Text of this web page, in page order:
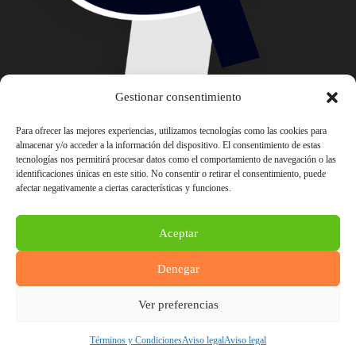
Gestionar consentimiento
Para ofrecer las mejores experiencias, utilizamos tecnologías como las cookies para
almacenar y/o acceder a la información del dispositivo. El consentimiento de estas
tecnologías nos permitirá procesar datos como el comportamiento de navegación o las
identificaciones únicas en este sitio. No consentir o retirar el consentimiento, puede
afectar negativamente a ciertas características y funciones.
Aceptar
Denegar
Ver preferencias
Términos y CondicionesAviso legalAviso legal
© COPYRIGHT –INGENIOTIC.COM